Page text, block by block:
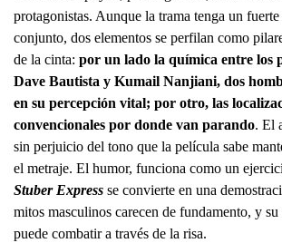
protagonistas. Aunque la trama tenga un fuerte
conjunto, dos elementos se perfilan como
de la cinta: por un lado la química entre los
Dave Bautista y Kumail Nanjiani, dos
en su percepción vital; por otro, las
convencionales por donde van parando. El
sin perjuicio del tono que la película sabe
el metraje. El humor, funciona como un
Stuber Express se convierte en una
mitos masculinos carecen de fundamento, y
puede combatir a través de la risa.